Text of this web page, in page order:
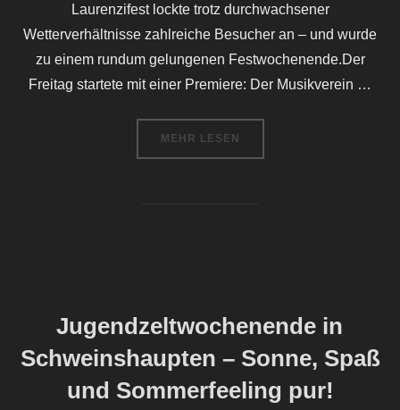
Laurenzifest lockte trotz durchwachsener
Wetterverhältnisse zahlreiche Besucher an – und wurde
zu einem rundum gelungenen Festwochenende.Der
Freitag startete mit einer Premiere: Der Musikverein …
MEHR ÜBER „LAURENZIFEST
LESEN
Jugendzeltwochenende in
Schweinshaupten – Sonne, Spaß
und Sommerfeeling pur!